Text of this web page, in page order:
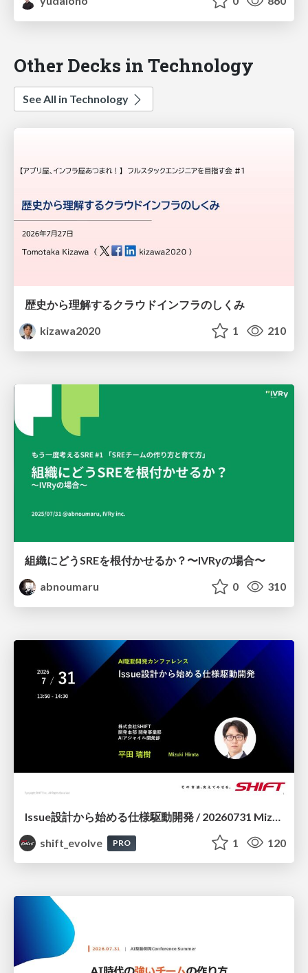
Other Decks in Technology
See All in Technology
歴史から理解するクラウドインフラのしくみ
kizawa2020
1 210
組織にどうSREを根付かせるか？〜IVRyの場合〜
abnoumaru
0 310
shift_evolve
PRO 1 120